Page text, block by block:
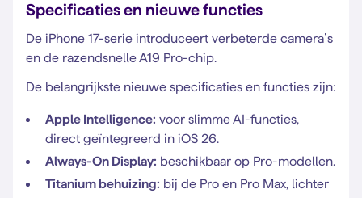
Specificaties en nieuwe functies
De iPhone 17-serie introduceert verbeterde camera’s
en de razendsnelle A19 Pro-chip.
De belangrijkste nieuwe specificaties en functies zijn:
Apple Intelligence: voor slimme AI-functies,
direct geïntegreerd in iOS 26.
Always-On Display: beschikbaar op Pro-modellen.
Titanium behuizing: bij de Pro en Pro Max, lichter